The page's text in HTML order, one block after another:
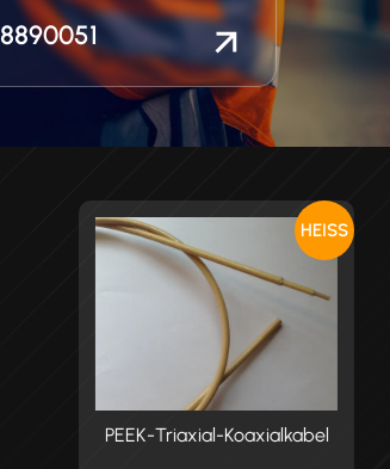
HEISS
PEEK-Triaxial-Koaxialkabel